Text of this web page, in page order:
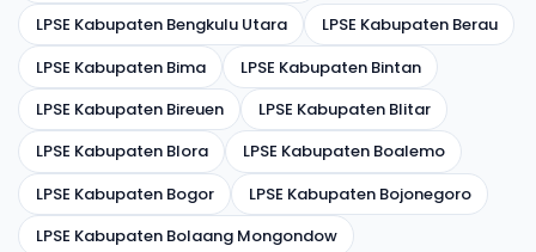
LPSE Kabupaten Bengkulu Utara
LPSE Kabupaten Berau
LPSE Kabupaten Bima
LPSE Kabupaten Bintan
LPSE Kabupaten Bireuen
LPSE Kabupaten Blitar
LPSE Kabupaten Blora
LPSE Kabupaten Boalemo
LPSE Kabupaten Bogor
LPSE Kabupaten Bojonegoro
LPSE Kabupaten Bolaang Mongondow